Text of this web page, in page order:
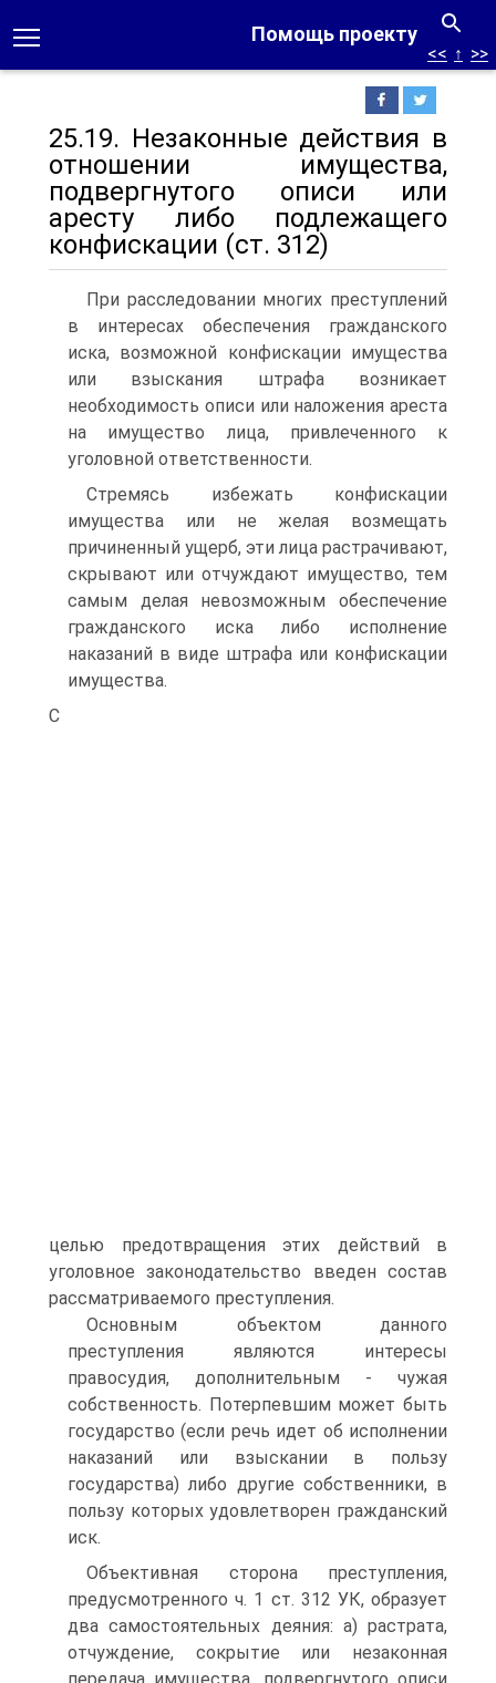
Помощь проекту
<< ↑ >>
25.19. Незаконные действия в
отношении имущества,
подвергнутого описи или
аресту либо подлежащего
конфискации (ст. 312)
При расследовании многих преступлений
в интересах обеспечения гражданского
иска, возможной конфискации имущества
или взыскания штрафа возникает
необходимость описи или наложения ареста
на имущество лица, привлеченного к
уголовной ответственности.
Стремясь избежать конфискации
имущества или не желая возмещать
причиненный ущерб, эти лица растрачивают,
скрывают или отчуждают имущество, тем
самым делая невозможным обеспечение
гражданского иска либо исполнение
наказаний в виде штрафа или конфискации
имущества.
С
целью предотвращения этих действий в
уголовное законодательство введен состав
рассматриваемого преступления.
Основным объектом данного
преступления являются интересы
правосудия, дополнительным - чужая
собственность. Потерпевшим может быть
государство (если речь идет об исполнении
наказаний или взыскании в пользу
государства) либо другие собственники, в
пользу которых удовлетворен гражданский
иск.
Объективная сторона преступления,
предусмотренного ч. 1 ст. 312 УК, образует
два самостоятельных деяния: а) растрата,
отчуждение, сокрытие или незаконная